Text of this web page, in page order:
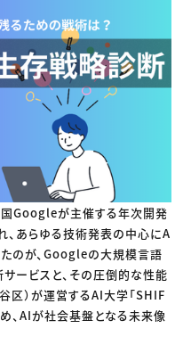
らせ
がる×メディア
Googleが主催する年次開発
あらゆる技術発表の中心にA
のが、Googleの大規模言語
ービスと、その圧倒的な性能
区）が運営するAI大学「SHIF
、AIが社会基盤となる未来像